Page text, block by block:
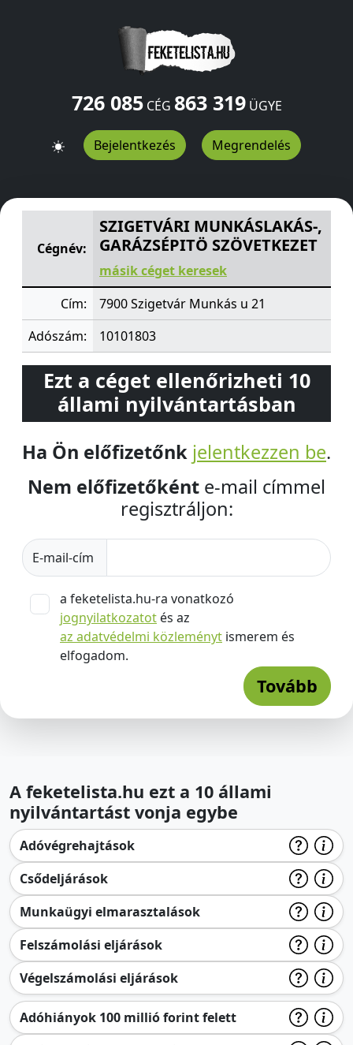
726 085CÉG 863 319ÜGYE
Bejelentkezés Megrendelés
SZIGETVÁRI MUNKÁSLAKÁS-, GARÁZSÉPITÖ
Cégnév:
SZIGETVÁRI MUNKÁSLAKÁS-,
GARÁZSÉPITÖ SZÖVETKEZET
másik céget keresek
Cím:
7900 Szigetvár Munkás u 21
Adószám:
10101803
Ezt a céget ellenőrizheti 10
állami nyilvántartásban
Ha Ön előfizetőnk jelentkezzen be.
Nem előfizetőként e-mail címmel
regisztráljon:
E-mail-cím
a feketelista.hu-ra vonatkozó
jognyilatkozatot és az
az adatvédelmi közleményt ismerem és
elfogadom.
Tovább
A feketelista.hu ezt a 10 állami
nyilvántartást vonja egybe
Adóvégrehajtások
Csődeljárások
Munkaügyi elmarasztalások
Felszámolási eljárások
Végelszámolási eljárások
Adóhiányok 100 millió forint felett